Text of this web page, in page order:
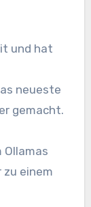
und hat
neueste
gemacht.
Ollamas
einem